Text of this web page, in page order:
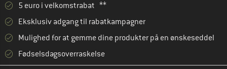
5 euro i velkomstrabat **
Eksklusiv adgang til rabatkampagner
Mulighed for at gemme dine produkter på en ønskeseddel
Fødselsdagsoverraskelse